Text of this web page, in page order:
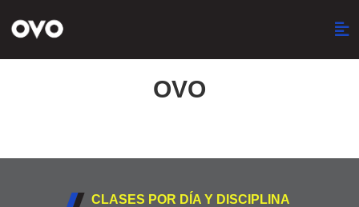
OVO
CLASES POR DÍA Y DISCIPLINA